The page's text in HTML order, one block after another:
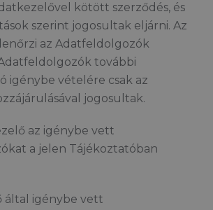
kötött szerződés, és
szerint jogosultak eljárni. Az
az Adatfeldolgozók
további
igénybe vételére csak az
jogosultak.
az igénybe vett
a jelen Tájékoztatóban
által igénybe vett